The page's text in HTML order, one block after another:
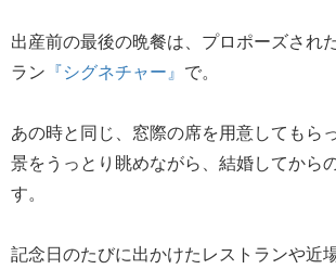
出産前の最後の晩餐は、プロポーズされ
ラン 『シグネチャー』 で。
あの時と同じ、窓際の席を用意してもら
景をうっとり眺めながら、結婚してから
す。
記念日のたびに出かけたレストランや近